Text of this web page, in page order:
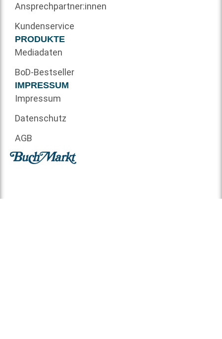
Ansprechpartner:innen
Kundenservice
PRODUKTE
Mediadaten
BoD-Bestseller
IMPRESSUM
Impressum
Datenschutz
AGB